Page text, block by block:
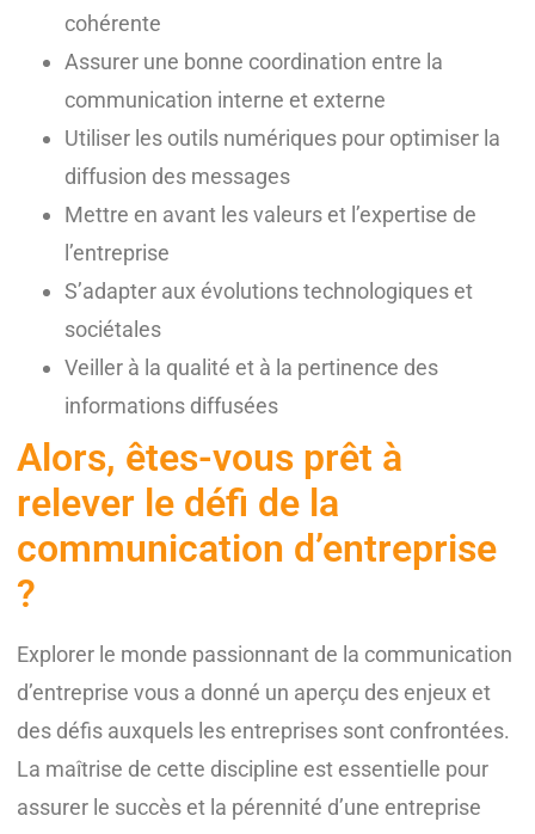
cohérente
Assurer une bonne coordination entre la
communication interne et externe
Utiliser les outils numériques pour optimiser la
diffusion des messages
Mettre en avant les valeurs et l’expertise de
l’entreprise
S’adapter aux évolutions technologiques et
sociétales
Veiller à la qualité et à la pertinence des
informations diffusées
Alors, êtes-vous prêt à
relever le défi de la
communication d’entreprise
?
Explorer le monde passionnant de la communication
d’entreprise vous a donné un aperçu des enjeux et
des défis auxquels les entreprises sont confrontées.
La maîtrise de cette discipline est essentielle pour
assurer le succès et la pérennité d’une entreprise